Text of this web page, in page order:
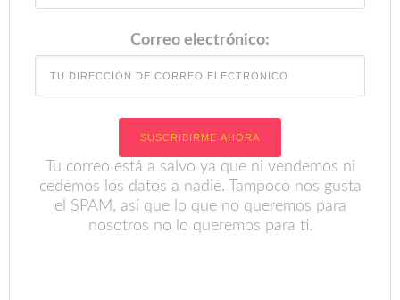
Correo electrónico:
Tu correo está a salvo ya que ni vendemos ni
cedemos los datos a nadie. Tampoco nos gusta
el SPAM, así que lo que no queremos para
nosotros no lo queremos para ti.